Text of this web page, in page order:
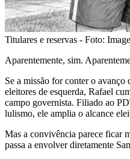
Titulares e reservas - Foto:
Aparentemente, sim.
Se a missão for conter o avanço
eleitores de esquerda, Rafael
campo governista. Filiado ao
lulismo, ele amplia o alcance
Mas a convivência parece ficar
passa a envolver diretamente